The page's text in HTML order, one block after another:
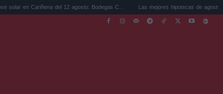
del 12 agosto: Bodegas C... Las mejores hipotecas de agosto: el TAE más